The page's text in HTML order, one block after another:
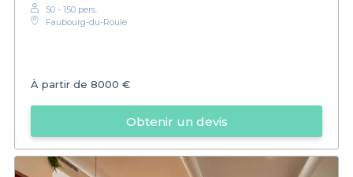
50 - 150 pers.
Faubourg-du-Roule
À partir de 8000 €
Obtenir un devis